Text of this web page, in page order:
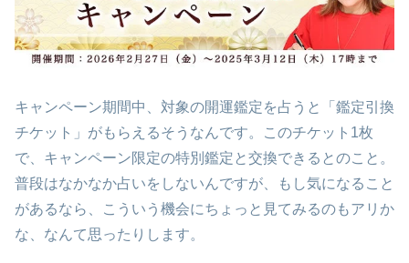
キャンペーン期間中、対象の開運鑑定を占うと「鑑定引換
チケット」がもらえるそうなんです。このチケット1枚
で、キャンペーン限定の特別鑑定と交換できるとのこと。
普段はなかなか占いをしないんですが、もし気になること
があるなら、こういう機会にちょっと見てみるのもアリか
な、なんて思ったりします。